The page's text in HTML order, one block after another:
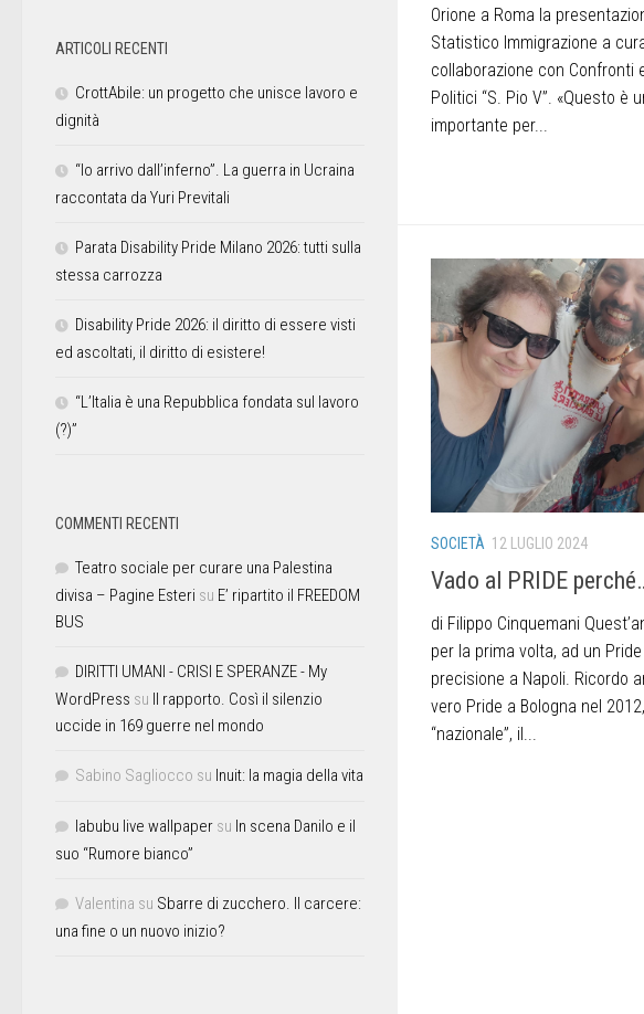
Orione a Roma la
Statistico Immigrazione a
collaborazione con Confronti
Politici “S. Pio V”. «Questo è
importante per...
SOCIETÀ 12 LUGLIO 2024
Vado al PRIDE
di Filippo Cinquemani
per la prima volta, ad un
precisione a Napoli. Ricordo
vero Pride a Bologna nel
“nazionale”, il...
ARTICOLI RECENTI
CrottAbile: un progetto che unisce lavoro e
dignità
“Io arrivo dall’inferno”. La guerra in Ucraina
raccontata da Yuri Previtali
Parata Disability Pride Milano 2026: tutti sulla
stessa carrozza
Disability Pride 2026: il diritto di essere visti
ed ascoltati, il diritto di esistere!
“L’Italia è una Repubblica fondata sul lavoro
(?)”
COMMENTI RECENTI
Teatro sociale per curare una Palestina
divisa – Pagine Esteri su E’ ripartito il FREEDOM
BUS
DIRITTI UMANI - CRISI E SPERANZE - My
WordPress su Il rapporto. Così il silenzio
uccide in 169 guerre nel mondo
Sabino Sagliocco su Inuit: la magia della vita
labubu live wallpaper su In scena Danilo e il
suo “Rumore bianco”
Valentina su Sbarre di zucchero. Il carcere:
una fine o un nuovo inizio?